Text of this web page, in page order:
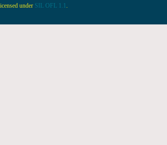
under SIL OFL 1.1 .